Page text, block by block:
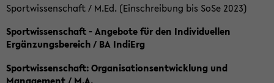
Sportwissenschaft / M.Ed. (Einschreibung bis SoSe 2023)
Sportwissenschaft - Angebote für den Individuellen
Ergänzungsbereich / BA IndiErg
Sportwissenschaft: Organisationsentwicklung und
Management / M.A.